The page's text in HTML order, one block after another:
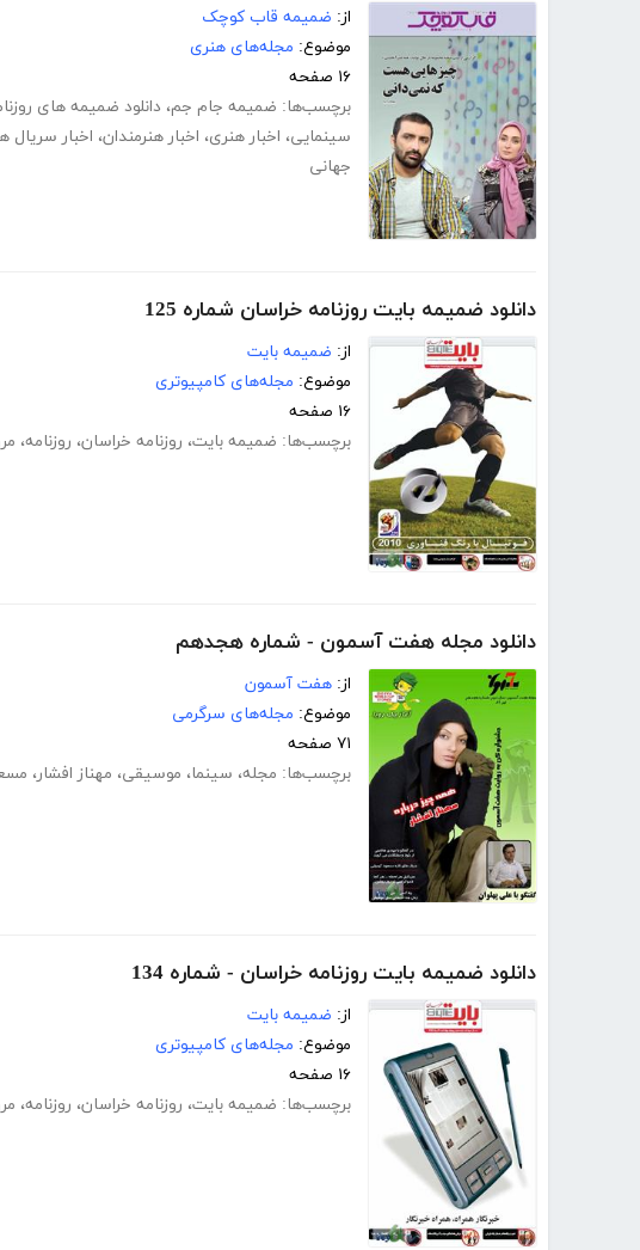
از: ضمیمه قاب کوچک
موضوع: مجله‌های هنری
۱۶ صفحه
برچسب‌ها: ضمیمه جام جم، دانلود ضمیمه های
سینمایی، اخبار هنری، اخبار هنرمندان، اخبار سریال
جهانی
دانلود ضمیمه بایت روزنامه خراسان شماره 125
از: ضمیمه بایت
موضوع: مجله‌های کامپیوتری
۱۶ صفحه
برچسب‌ها: ضمیمه بایت، روزنامه خراسان، روزنامه،
دانلود مجله هفت آسمون - شماره هجدهم
از: هفت آسمون
موضوع: مجله‌های سرگرمی
۷۱ صفحه
برچسب‌ها: مجله، سینما، موسیقی، مهناز افشار،
دانلود ضمیمه بایت روزنامه خراسان - شماره 134
از: ضمیمه بایت
موضوع: مجله‌های کامپیوتری
۱۶ صفحه
برچسب‌ها: ضمیمه بایت، روزنامه خراسان، روزنامه،